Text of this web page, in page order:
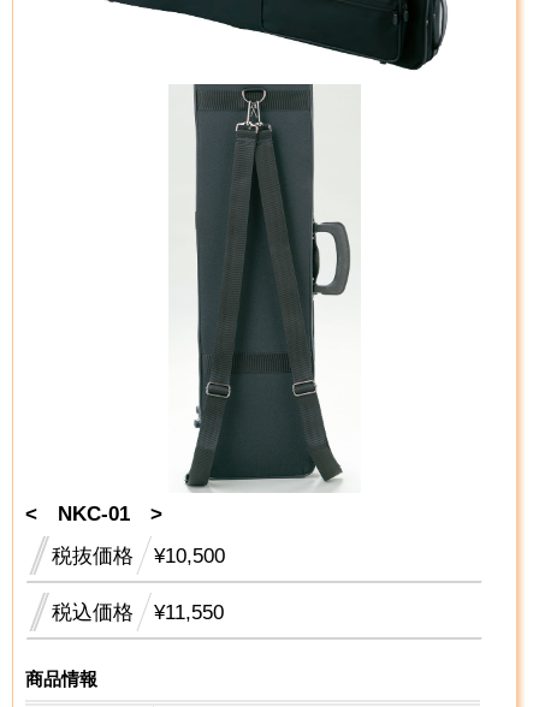
< NKC-01 >
税抜価格
¥10,500
税込価格 ¥11,550
商品情報